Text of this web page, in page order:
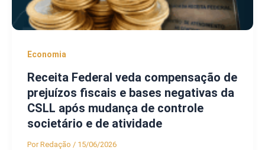
Economia
Receita Federal veda compensação de
prejuízos fiscais e bases negativas da
CSLL após mudança de controle
societário e de atividade
PorRedação / 15/06/2026